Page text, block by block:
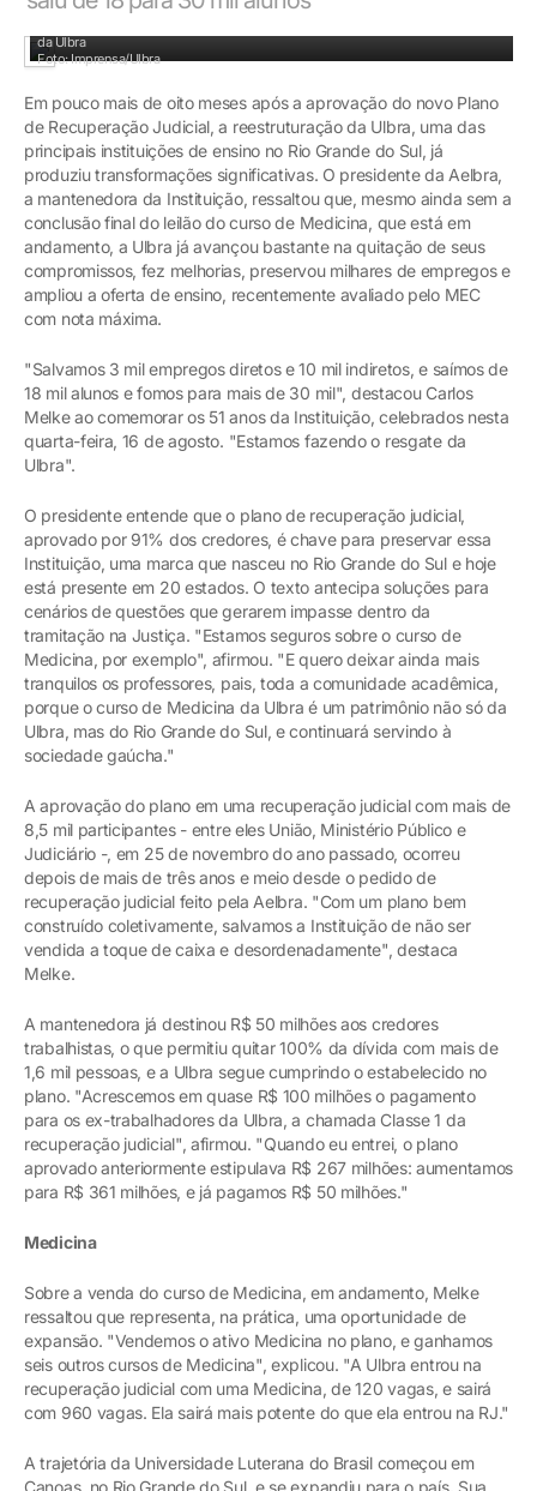
da Ulbra
Foto: Imprensa/Ulbra
Em pouco mais de oito meses após a aprovação do novo Plano
de Recuperação Judicial, a reestruturação da Ulbra, uma das
principais instituições de ensino no Rio Grande do Sul, já
produziu transformações significativas. O presidente da Aelbra,
a mantenedora da Instituição, ressaltou que, mesmo ainda sem a
conclusão final do leilão do curso de Medicina, que está em
andamento, a Ulbra já avançou bastante na quitação de seus
compromissos, fez melhorias, preservou milhares de empregos e
ampliou a oferta de ensino, recentemente avaliado pelo MEC
com nota máxima.
"Salvamos 3 mil empregos diretos e 10 mil indiretos, e saímos de
18 mil alunos e fomos para mais de 30 mil", destacou Carlos
Melke ao comemorar os 51 anos da Instituição, celebrados nesta
quarta-feira, 16 de agosto. "Estamos fazendo o resgate da
Ulbra".
O presidente entende que o plano de recuperação judicial,
aprovado por 91% dos credores, é chave para preservar essa
Instituição, uma marca que nasceu no Rio Grande do Sul e hoje
está presente em 20 estados. O texto antecipa soluções para
cenários de questões que gerarem impasse dentro da
tramitação na Justiça. "Estamos seguros sobre o curso de
Medicina, por exemplo", afirmou. "E quero deixar ainda mais
tranquilos os professores, pais, toda a comunidade acadêmica,
porque o curso de Medicina da Ulbra é um patrimônio não só da
Ulbra, mas do Rio Grande do Sul, e continuará servindo à
sociedade gaúcha."
A aprovação do plano em uma recuperação judicial com mais de
8,5 mil participantes - entre eles União, Ministério Público e
Judiciário -, em 25 de novembro do ano passado, ocorreu
depois de mais de três anos e meio desde o pedido de
recuperação judicial feito pela Aelbra. "Com um plano bem
construído coletivamente, salvamos a Instituição de não ser
vendida a toque de caixa e desordenadamente", destaca
Melke.
A mantenedora já destinou R$ 50 milhões aos credores
trabalhistas, o que permitiu quitar 100% da dívida com mais de
1,6 mil pessoas, e a Ulbra segue cumprindo o estabelecido no
plano. "Acrescemos em quase R$ 100 milhões o pagamento
para os ex-trabalhadores da Ulbra, a chamada Classe 1 da
recuperação judicial", afirmou. "Quando eu entrei, o plano
aprovado anteriormente estipulava R$ 267 milhões: aumentamos
para R$ 361 milhões, e já pagamos R$ 50 milhões."
Medicina
Sobre a venda do curso de Medicina, em andamento, Melke
ressaltou que representa, na prática, uma oportunidade de
expansão. "Vendemos o ativo Medicina no plano, e ganhamos
seis outros cursos de Medicina", explicou. "A Ulbra entrou na
recuperação judicial com uma Medicina, de 120 vagas, e sairá
com 960 vagas. Ela sairá mais potente do que ela entrou na RJ."
A trajetória da Universidade Luterana do Brasil começou em
Canoas, no Rio Grande do Sul, e se expandiu para o país. Sua